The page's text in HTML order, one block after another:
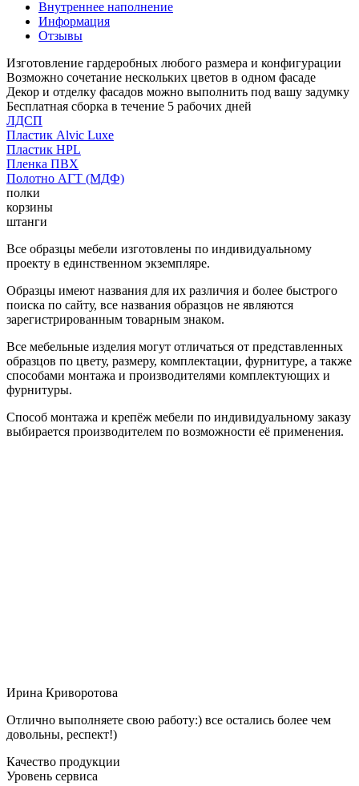
Внутреннее наполнение
Информация
Отзывы
Изготовление гардеробных любого размера и конфигурации
Возможно сочетание нескольких цветов в одном фасаде
Декор и отделку фасадов можно выполнить под вашу задумку
Бесплатная сборка в течение 5 рабочих дней
ЛДСП
Пластик Alvic Luxe
Пластик HPL
Пленка ПВХ
Полотно АГТ (МДФ)
полки
корзины
штанги
Все образцы мебели изготовлены по индивидуальному
проекту в единственном экземпляре.
Образцы имеют названия для их различия и более быстрого
поиска по сайту, все названия образцов не являются
зарегистрированным товарным знаком.
Все мебельные изделия могут отличаться от представленных
образцов по цвету, размеру, комплектации, фурнитуре, а также
способами монтажа и производителями комплектующих и
фурнитуры.
Способ монтажа и крепёж мебели по индивидуальному заказу
выбирается производителем по возможности её применения.
Ирина Криворотова
Отлично выполняете свою работу:) все остались более чем
довольны, респект!)
Качество продукции
Уровень сервиса